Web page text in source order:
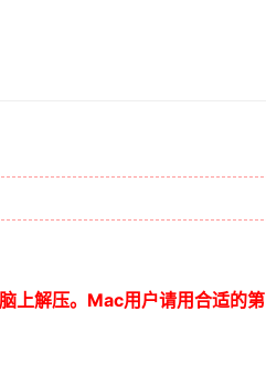
上解压。 Mac用户请用合适的第